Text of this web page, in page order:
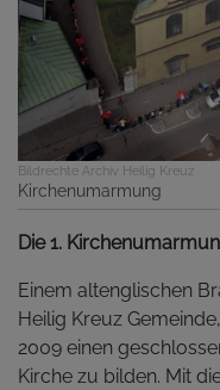
Bildrechte Archiv Heilig Kreuz
Kirchenumarmung
Die 1.
Einem altenglischen
Heilig Kreuz
2009 einen
Kirche zu bilden. Mit